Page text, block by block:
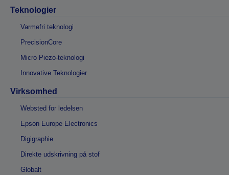
Teknologier
Varmefri teknologi
PrecisionCore
Micro Piezo-teknologi
Innovative Teknologier
Virksomhed
Websted for ledelsen
Epson Europe Electronics
Digigraphie
Direkte udskrivning på stof
Globalt